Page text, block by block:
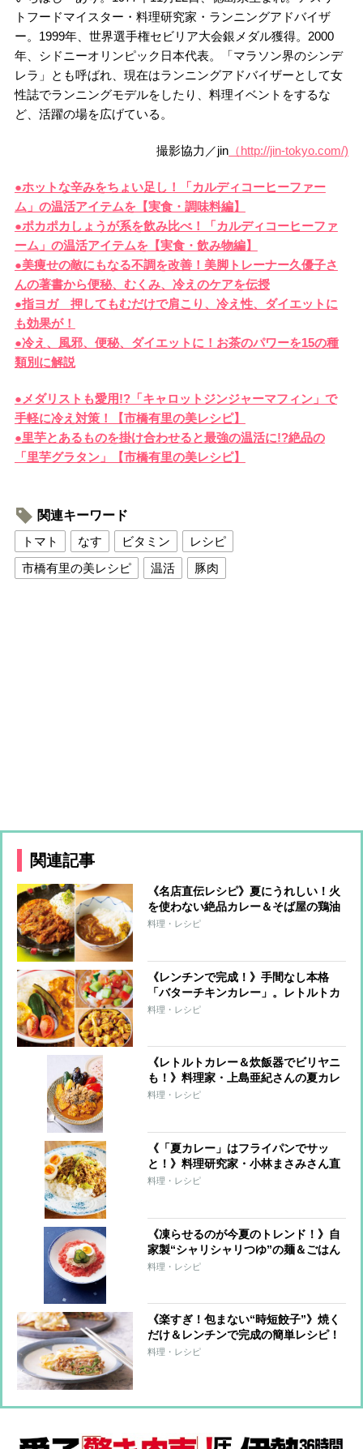
トフードマイスター・料理研究家・ランニングアドバイザ
ー。1999年、世界選手権セビリア大会銀メダル獲得。2000
年、シドニーオリンピック日本代表。「マラソン界のシンデ
レラ」とも呼ばれ、現在はランニングアドバイザーとして女
性誌でランニングモデルをしたり、料理イベントをするな
ど、活躍の場を広げている。
撮影協力／jin （http://jin-tokyo.com/)
●ホットな辛みをちょい足し！「カルディコーヒーファー
ム」の温活アイテムを【実食・調味料編】
●ポカポカしょうが系を飲み比べ！「カルディコーヒーファ
ーム」の温活アイテムを【実食・飲み物編】
●美痩せの敵にもなる不調を改善！美脚トレーナー久優子さ
んの著書から便秘、むくみ、冷えのケアを伝授
●指ヨガ 押してもむだけで肩こり、冷え性、ダイエットに
も効果が！
●冷え、風邪、便秘、ダイエットに！お茶のパワーを15の種
類別に解説
●メダリストも愛用!?「キャロットジンジャーマフィン」で
手軽に冷え対策！【市橋有里の美レシピ】
●里芋とあるものを掛け合わせると最強の温活に!?絶品の
「里芋グラタン」【市橋有里の美レシピ】
関連キーワード
トマト
なす ビタミン
レシピ
市橋有里の美レシピ
温活 豚肉
関連記事
《名店直伝レシピ》夏にうれしい！火
を使わない絶品カレー＆そば屋の鶏油
和風カレー
料理・レシピ
《レンチンで完成！》手間なし本格
「バターチキンカレー」。レトルトカ
レーが激変する簡単トッピングも
料理・レシピ
《レトルトカレー＆炊飯器でビリヤニ
も！》料理家・上島亜紀さんの夏カレ
ーレシピ
料理・レシピ
《「夏カレー」はフライパンでサッ
と！》料理研究家・小林まさみさん直
伝レシピ
料理・レシピ
《凍らせるのが今夏のトレンド！》自
家製“シャリシャリつゆ”の麺＆ごはん
7レシピ
料理・レシピ
《楽すぎ！包まない“時短餃子”》焼く
だけ＆レンチンで完成の簡単レシピ！
料理・レシピ